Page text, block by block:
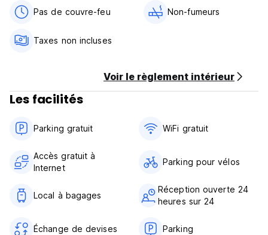
7. Taxes incluses.
8. Petit déjeuner inclus uniquement dans les chambres
9. Pas d'animaux domestiques. (Auto-translated from original
Pas de couvre-feu Non-fumeurs
Taxes non incluses
Voir le règlement intérieur
Les facilités
Parking gratuit WiFi gratuit
Accès gratuit à
Internet
Parking pour vélos
Local à bagages
Réception ouverte 24
heures sur 24
Échange de devises Parking